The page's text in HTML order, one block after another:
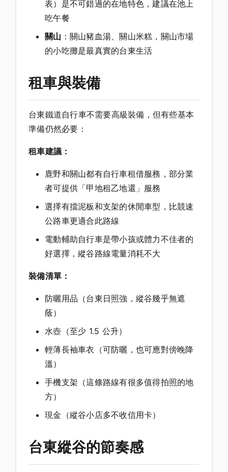
表）是不可錯過的在地特色，建議在池上
吃午餐
關山 ：關山豬血湯、關山米糕，關山市場
的小吃攤是最真實的台東生活
租車與裝備
台東鐵道自行車不需要高級裝備，但有些基本
準備仍然必要：
租車建議：
鹿野和關山都有自行車租借服務，部分業
者可提供「甲地租乙地還」服務
選擇有擋泥板和支架的休閒車型，比競速
公路車更適合此路線
電動輔助自行車是帶小孩或體力不佳者的
好選擇，縱谷路線電量消耗不大
裝備清單：
防曬用品（台東日照強，縱谷幾乎無遮
蔭）
水壺（至少 1.5 公升）
輕薄長袖車衣（可防曬，也可應對傍晚降
溫）
手機支架（這條路線有很多值得拍照的地
方）
現金（縱谷小店多不收信用卡）
台東縱谷的節奏感